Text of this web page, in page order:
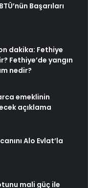
Başarıları
dakika: Fethiye
Fethiye’de yangın
nedir?
emeklinin
açıklama
Alo Evlat’la
mali güç ile